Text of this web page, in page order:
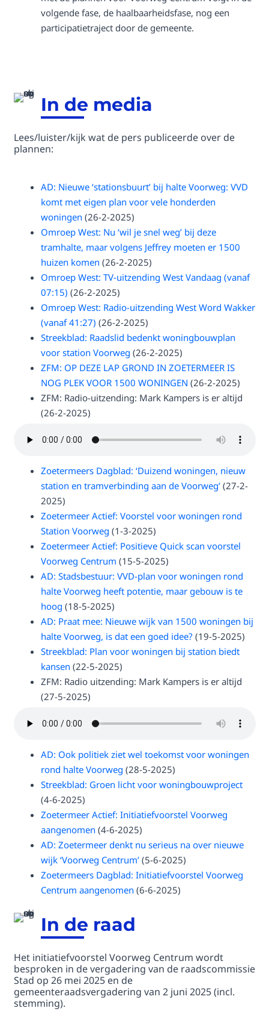
volgende fase, de haalbaarheidsfase, nog een
participatietraject door de gemeente.
In de media
Lees/luister/kijk wat de pers publiceerde over de
plannen:
AD: Nieuwe ‘stationsbuurt’ bij halte Voorweg: VVD
komt met eigen plan voor vele honderden
woningen (26-2-2025)
Omroep West: Nu ‘wil je snel weg’ bij deze
tramhalte, maar volgens Jeffrey moeten er 1500
huizen komen (26-2-2025)
Omroep West: TV-uitzending West Vandaag (vanaf
07:15) (26-2-2025)
Omroep West: Radio-uitzending West Word Wakker
(vanaf 41:27) (26-2-2025)
Streekblad: Raadslid bedenkt woningbouwplan
voor station Voorweg (26-2-2025)
ZFM: OP DEZE LAP GROND IN ZOETERMEER IS
NOG PLEK VOOR 1500 WONINGEN (26-2-2025)
ZFM: Radio-uitzending: Mark Kampers is er altijd
(26-2-2025)
Zoetermeers Dagblad: ‘Duizend woningen, nieuw
station en tramverbinding aan de Voorweg’ (27-2-
2025)
Zoetermeer Actief: Voorstel voor woningen rond
Station Voorweg (1-3-2025)
Zoetermeer Actief: Positieve Quick scan voorstel
Voorweg Centrum (15-5-2025)
AD: Stadsbestuur: VVD-plan voor woningen rond
halte Voorweg heeft potentie, maar gebouw is te
hoog (18-5-2025)
AD: Praat mee: Nieuwe wijk van 1500 woningen bij
halte Voorweg, is dat een goed idee? (19-5-2025)
Streekblad: Plan voor woningen bij station biedt
kansen (22-5-2025)
ZFM: Radio uitzending: Mark Kampers is er altijd
(27-5-2025)
AD: Ook politiek ziet wel toekomst voor woningen
rond halte Voorweg (28-5-2025)
Streekblad: Groen licht voor woningbouwproject
(4-6-2025)
Zoetermeer Actief: Initiatiefvoorstel Voorweg
aangenomen (4-6-2025)
AD: Zoetermeer denkt nu serieus na over nieuwe
wijk ‘Voorweg Centrum’(5-6-2025)
Zoetermeers Dagblad: Initiatiefvoorstel Voorweg
Centrum aangenomen (6-6-2025)
In de raad
Het initiatiefvoorstel Voorweg Centrum wordt
besproken in de vergadering van de raadscommissie
Stad op 26 mei 2025 en de
gemeenteraadsvergadering van 2 juni 2025 (incl.
stemming).